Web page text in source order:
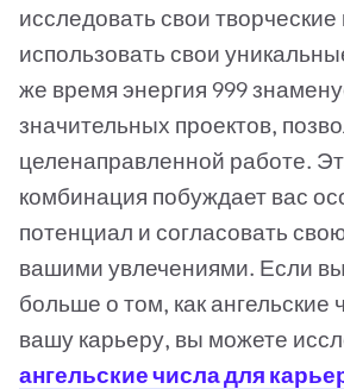
исследовать свои
использовать свои
же время энергия 999
значительных проектов,
целенаправленной работе.
комбинация побуждает вас
потенциал и согласовать
вашими увлечениями. Если вы
больше о том, как ангельские
вашу карьеру, вы можете
ангельские числа для